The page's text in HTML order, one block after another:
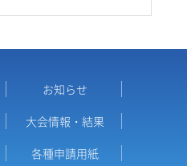
お知らせ
大会情報・結果
各種申請用紙